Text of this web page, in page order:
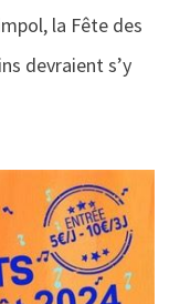
la Fête des
devraient s’y